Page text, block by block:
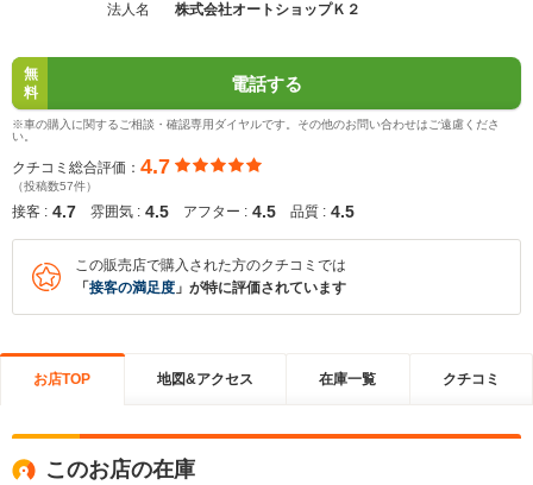
法人名
株式会社オートショップＫ２
無
料
電話する
※車の購入に関するご相談・確認専用ダイヤルです。その他のお問い合わせはご遠慮くださ
い。
クチコミ総合評価： 4.7
（投稿数57件）
接客 : 4.7 雰囲気 : 4.5 アフター : 4.5 品質 : 4.5
この販売店で購入された方のクチコミでは
「 接客の満足度 」が特に評価されています
お店TOP 地図&アクセス 在庫一覧 クチコミ
このお店の在庫